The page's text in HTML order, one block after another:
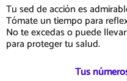
Tu sed de acción es
Tómate un tiempo para
No te excedas o puede
para proteger tu salud.
Tus